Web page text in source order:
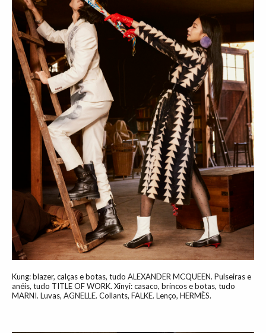
Kung: blazer, calças e botas, tudo ALEXANDER MCQUEEN. Pulseiras e
anéis, tudo TITLE OF WORK. Xinyi: casaco, brincos e botas, tudo
MARNI. Luvas, AGNELLE. Collants, FALKE. Lenço, HERMÈS.